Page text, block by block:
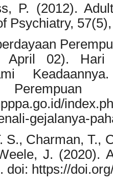
P. (2012).
Psychiatry,
April 02). Hari
gejalanya-
S., Charman, T.,
J. (2020).
doi: https://